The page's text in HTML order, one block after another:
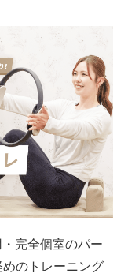
完全個室のパー
のトレーニング